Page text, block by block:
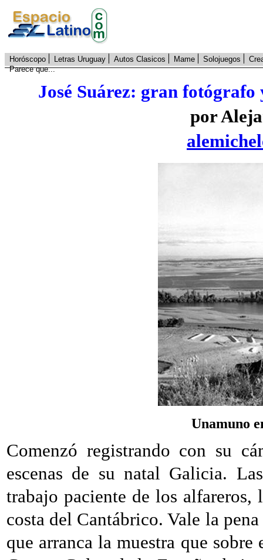
Horóscopo Letras Uruguay Autos Clasicos Mame Solojuegos
Parece que...
José Suárez: gran
por
Unamuno
Comenzó registrando con su
escenas de su natal Galicia.
trabajo paciente de los alfareros,
costa del Cantábrico. Vale la
que arranca la muestra que